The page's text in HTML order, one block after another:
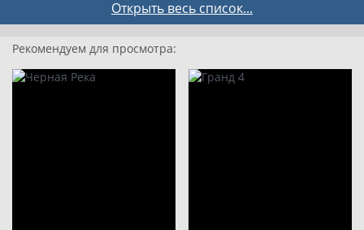
Открыть весь список...
7 серия
8 серия
Рекомендуем для просмотра: